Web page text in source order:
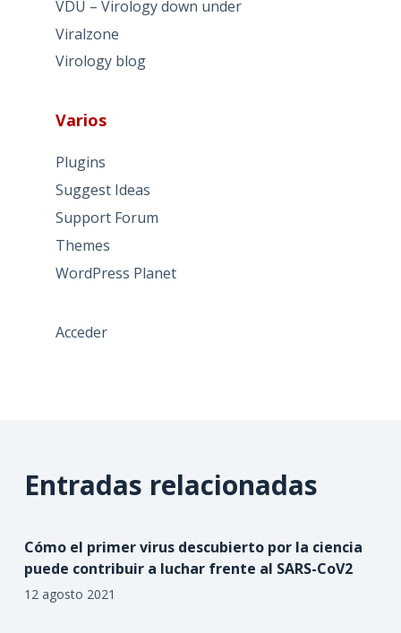
VDU – Virology down under
Viralzone
Virology blog
Varios
Plugins
Suggest Ideas
Support Forum
Themes
WordPress Planet
Acceder
Entradas relacionadas
Cómo el primer virus descubierto por la ciencia
puede contribuir a luchar frente al SARS-CoV2
12 agosto 2021